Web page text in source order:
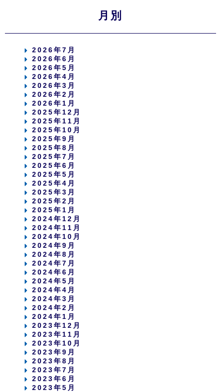
月別
2026年7月
2026年6月
2026年5月
2026年4月
2026年3月
2026年2月
2026年1月
2025年12月
2025年11月
2025年10月
2025年9月
2025年8月
2025年7月
2025年6月
2025年5月
2025年4月
2025年3月
2025年2月
2025年1月
2024年12月
2024年11月
2024年10月
2024年9月
2024年8月
2024年7月
2024年6月
2024年5月
2024年4月
2024年3月
2024年2月
2024年1月
2023年12月
2023年11月
2023年10月
2023年9月
2023年8月
2023年7月
2023年6月
2023年5月